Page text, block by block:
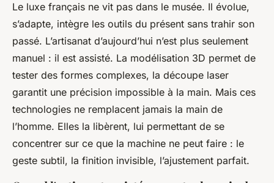
Le luxe français ne vit pas dans le musée. Il évolue,
s’adapte, intègre les outils du présent sans trahir son
passé. L’artisanat d’aujourd’hui n’est plus seulement
manuel : il est assisté. La modélisation 3D permet de
tester des formes complexes, la découpe laser
garantit une précision impossible à la main. Mais ces
technologies ne remplacent jamais la main de
l’homme. Elles la libèrent, lui permettant de se
concentrer sur ce que la machine ne peut faire : le
geste subtil, la finition invisible, l’ajustement parfait.